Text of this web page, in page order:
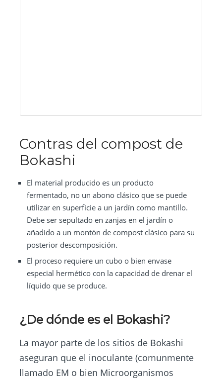
Contras del compost de
Bokashi
El material producido es un producto
fermentado, no un abono clásico que se puede
utilizar en superficie a un jardín como mantillo.
Debe ser sepultado en zanjas en el jardín o
añadido a un montón de compost clásico para su
posterior descomposición.
El proceso requiere un cubo o bien envase
especial hermético con la capacidad de drenar el
líquido que se produce.
¿De dónde es el Bokashi?
La mayor parte de los sitios de Bokashi
aseguran que el inoculante (comunmente
llamado EM o bien Microorganismos